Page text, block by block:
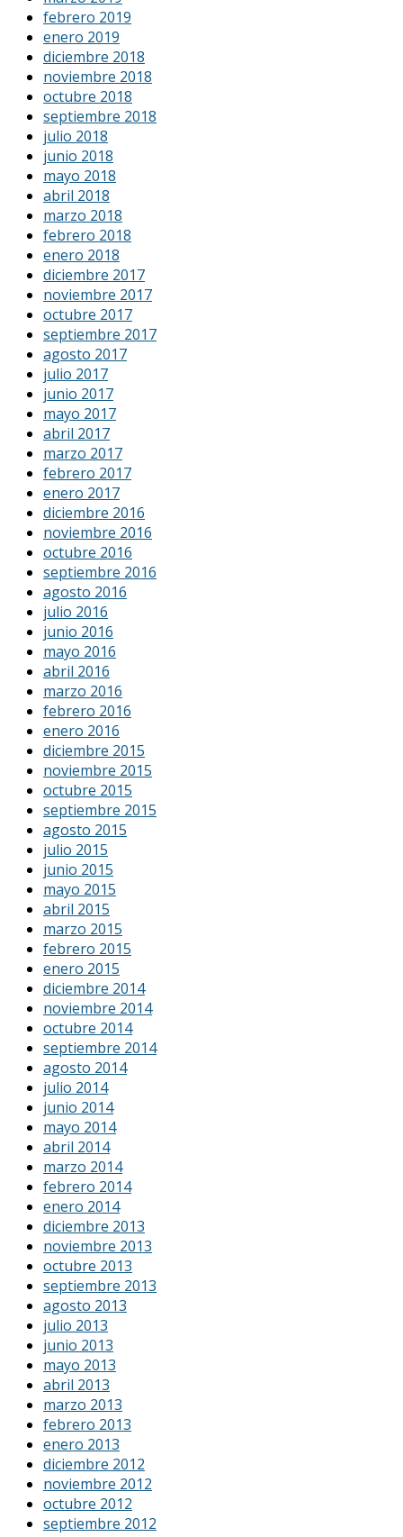
febrero 2019
enero 2019
diciembre 2018
noviembre 2018
octubre 2018
septiembre 2018
julio 2018
junio 2018
mayo 2018
abril 2018
marzo 2018
febrero 2018
enero 2018
diciembre 2017
noviembre 2017
octubre 2017
septiembre 2017
agosto 2017
julio 2017
junio 2017
mayo 2017
abril 2017
marzo 2017
febrero 2017
enero 2017
diciembre 2016
noviembre 2016
octubre 2016
septiembre 2016
agosto 2016
julio 2016
junio 2016
mayo 2016
abril 2016
marzo 2016
febrero 2016
enero 2016
diciembre 2015
noviembre 2015
octubre 2015
septiembre 2015
agosto 2015
julio 2015
junio 2015
mayo 2015
abril 2015
marzo 2015
febrero 2015
enero 2015
diciembre 2014
noviembre 2014
octubre 2014
septiembre 2014
agosto 2014
julio 2014
junio 2014
mayo 2014
abril 2014
marzo 2014
febrero 2014
enero 2014
diciembre 2013
noviembre 2013
octubre 2013
septiembre 2013
agosto 2013
julio 2013
junio 2013
mayo 2013
abril 2013
marzo 2013
febrero 2013
enero 2013
diciembre 2012
noviembre 2012
octubre 2012
septiembre 2012